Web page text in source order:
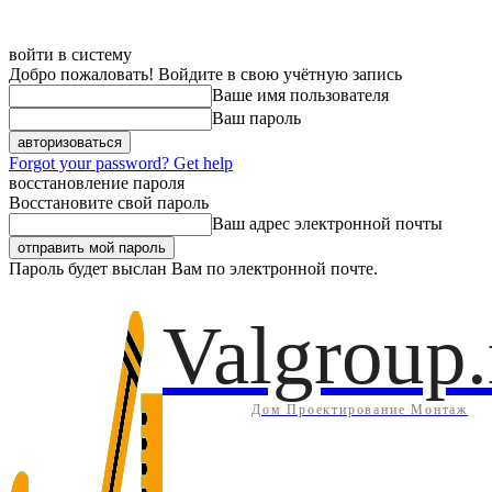
войти в систему
Добро пожаловать! Войдите в свою учётную запись
Ваше имя пользователя
Ваш пароль
Forgot your password? Get help
восстановление пароля
Восстановите свой пароль
Ваш адрес электронной почты
Пароль будет выслан Вам по электронной почте.
Дом Проектирование Монтаж